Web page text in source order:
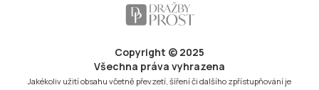
Copyright © 2025
Všechna práva vyhrazena
Jakékoliv užití obsahu včetně převzetí, šíření či dalšího zpřístupňování je